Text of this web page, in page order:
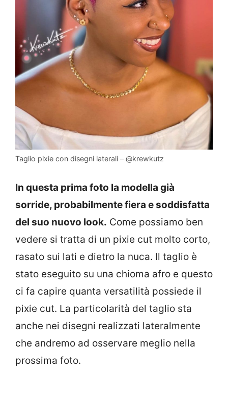
Taglio pixie con disegni laterali – @krewkutz
In questa prima foto la modella già
sorride, probabilmente fiera e soddisfatta
del suo nuovo look. Come possiamo ben
vedere si tratta di un pixie cut molto corto,
rasato sui lati e dietro la nuca. Il taglio è
stato eseguito su una chioma afro e questo
ci fa capire quanta versatilità possiede il
pixie cut. La particolarità del taglio sta
anche nei disegni realizzati lateralmente
che andremo ad osservare meglio nella
prossima foto.